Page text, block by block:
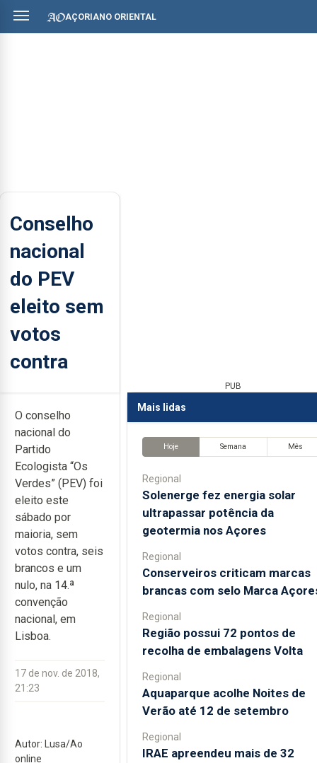
AÇORIANO ORIENTAL
Conselho
nacional
do PEV
eleito sem
votos
contra
O conselho
nacional do
Partido
Ecologista “Os
Verdes” (PEV) foi
eleito este
sábado por
maioria, sem
votos contra, seis
brancos e um
nulo, na 14.ª
convenção
nacional, em
Lisboa.
17 de nov. de 2018,
21:23
Autor: Lusa/Ao
online
PUB
Mais lidas
Hoje Semana Mês
Regional
Solenerge fez energia solar
ultrapassar potência da
geotermia nos Açores
Regional
Conserveiros criticam marcas
brancas com selo Marca
Regional
Região possui 72 pontos de
recolha de embalagens Volta
Regional
Aquaparque acolhe Noites de
Verão até 12 de setembro
Regional
IRAE apreendeu mais de 32